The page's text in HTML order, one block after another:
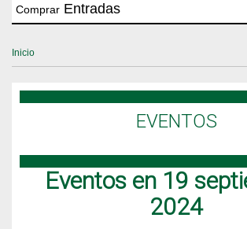
Comprar Entradas
Inicio
EVENTOS
Eventos en 19
2024